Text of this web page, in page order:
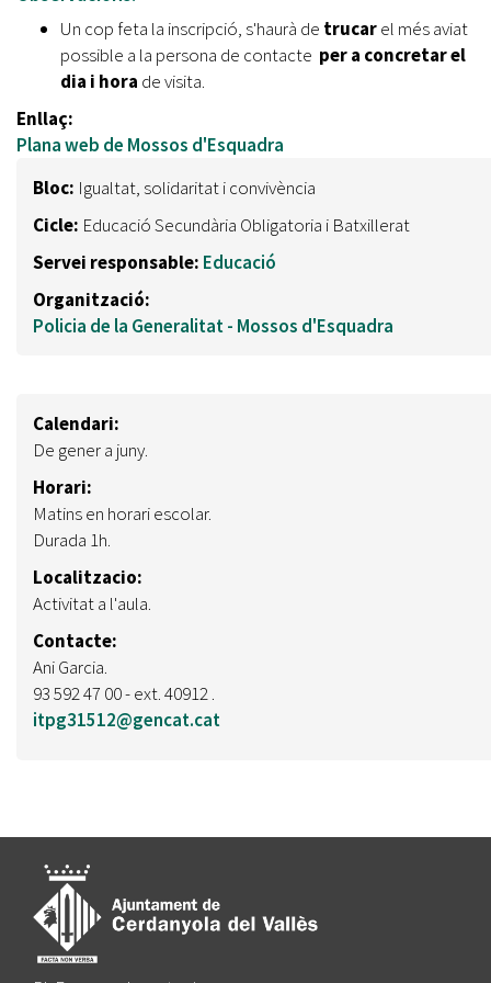
Un cop feta la inscripció, s'haurà de trucarel més aviat
possible a la persona de contacte per a concretar el
dia i hora de visita.
Enllaç:
Plana web de Mossos d'Esquadra
Bloc: Igualtat, solidaritat i convivència
Cicle: Educació Secundària Obligatoria i Batxillerat
Servei responsable: Educació
Organització:
Policia de la Generalitat - Mossos d'Esquadra
Calendari:
De gener a juny.
Horari:
Matins en horari escolar.
Durada 1h.
Localitzacio:
Activitat a l'aula.
Contacte:
Ani Garcia.
93 592 47 00 - ext. 40912 .
itpg31512@gencat.cat